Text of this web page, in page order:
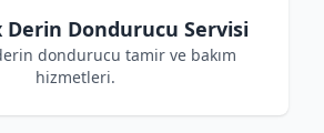
Derin Dondurucu Servisi
dondurucu tamir ve bakım
hizmetleri.